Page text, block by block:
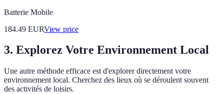
Batterie Mobile
184.49 EURView price
3. Explorez Votre Environnement Local
Une autre méthode efficace est d'explorer directement votre
environnement local. Cherchez des lieux où se déroulent souvent
des activités de loisirs.